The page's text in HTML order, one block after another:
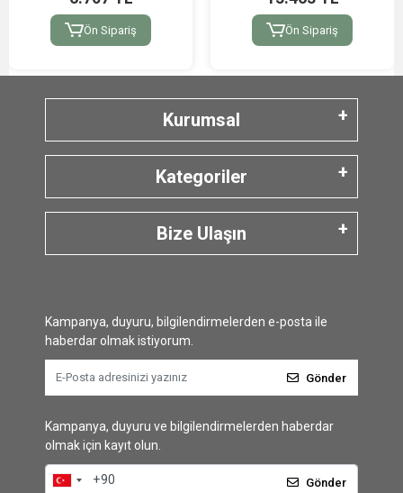
Ön Sipariş Ön Sipariş
Kurumsal
Kategoriler
Bize Ulaşın
Kampanya, duyuru, bilgilendirmelerden e-posta ile
haberdar olmak istiyorum.
Gönder
Kampanya, duyuru ve bilgilendirmelerden haberdar
olmak için kayıt olun.
Gönder